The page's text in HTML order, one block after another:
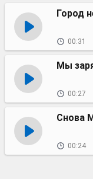
Город
00:31
00:27
Снова
00:24